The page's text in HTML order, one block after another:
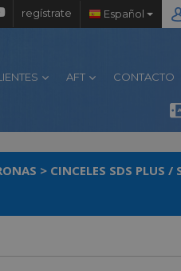
regístrate Español
AFT CONTACTO
> CINCELES SDS PLUS /